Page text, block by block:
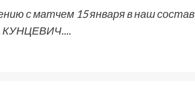
с матчем 15 января в наш состав
КУНЦЕВИЧ....